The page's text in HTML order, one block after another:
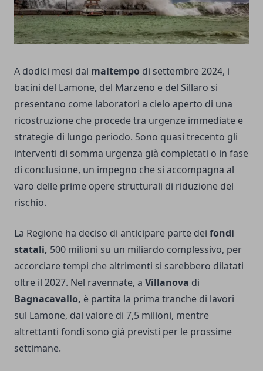
A dodici mesi dal maltempo di settembre 2024, i
bacini del Lamone, del Marzeno e del Sillaro si
presentano come laboratori a cielo aperto di una
ricostruzione che procede tra urgenze immediate e
strategie di lungo periodo. Sono quasi trecento gli
interventi di somma urgenza già completati o in fase
di conclusione, un impegno che si accompagna al
varo delle prime opere strutturali di riduzione del
rischio.
La Regione ha deciso di anticipare parte dei fondi
statali, 500 milioni su un miliardo complessivo, per
accorciare tempi che altrimenti si sarebbero dilatati
oltre il 2027. Nel ravennate, a Villanova di
Bagnacavallo, è partita la prima tranche di lavori
sul Lamone, dal valore di 7,5 milioni, mentre
altrettanti fondi sono già previsti per le prossime
settimane.